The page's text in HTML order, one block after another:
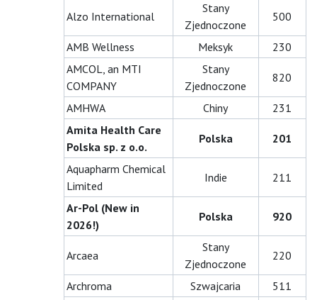
Alzo International
Stany
Zjednoczone
500
AMB Wellness Meksyk
230
AMCOL, an MTI
COMPANY
Stany
Zjednoczone
820
AMHWA Chiny
231
Amita Health Care
Polska sp. z o.o.
Polska 201
Aquapharm Chemical
Limited
Indie 211
Ar-Pol (New in
2026!)
Polska 920
Arcaea
Stany
Zjednoczone
220
Archroma Szwajcaria
511